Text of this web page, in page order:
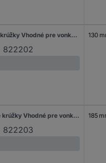
Knipex 46 31 A12 kliešte na poistné krúžky Vhodné pre vonkajšie krúžky 10-25 mm Tvar hrotu zahnutý o 45 °
822202
130
Knipex 46 31 A22 kliešte na poistné krúžky Vhodné pre vonkajšie krúžky 19-60 mm Tvar hrotu zahnutý o 45 °
822203
185